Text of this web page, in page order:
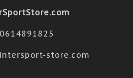
0614891825
store.com